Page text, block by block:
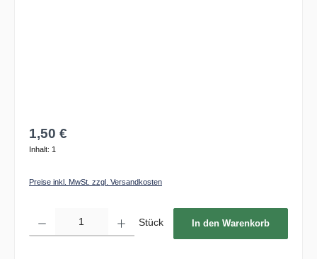
1,50 €
Inhalt: 1
Preise inkl. MwSt. zzgl. Versandkosten
Stück In den Warenkorb